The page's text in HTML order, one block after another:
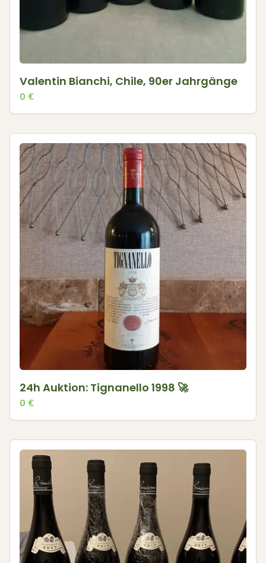
Valentin Bianchi, Chile, 90er Jahrgänge
0 €
24h Auktion: Tignanello 1998 🚀
0 €